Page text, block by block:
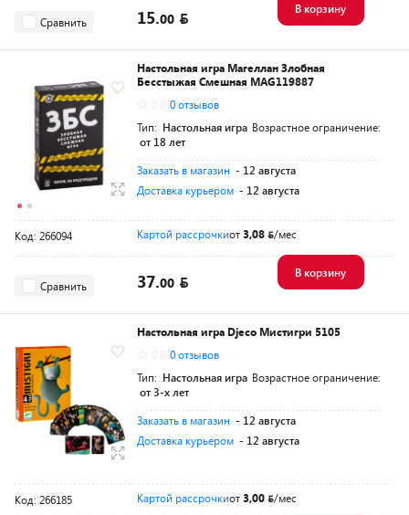
Сравнить 15.00
В корзину
Настольная игра Магеллан Злобная
Бесстыжая Смешная MAG119887
0 отзывов
Тип: Настольная игра Возрастное ограничение:
от 18 лет
Заказать в магазин - 12 августа
Доставка курьером - 12 августа
Код: 266094 Картой рассрочкиот3,08 /мес
Сравнить 37.00
В корзину
Настольная игра Djeco Мистигри 5105
0 отзывов
Тип: Настольная игра Возрастное ограничение:
от 3-х лет
Заказать в магазин - 12 августа
Доставка курьером - 12 августа
Код: 266185 Картой рассрочкиот3,00 /мес